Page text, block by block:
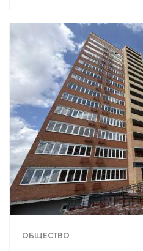
ОБЩЕСТВО